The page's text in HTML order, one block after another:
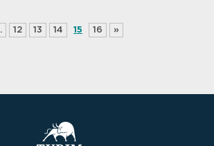
12 13 14 15 16 »